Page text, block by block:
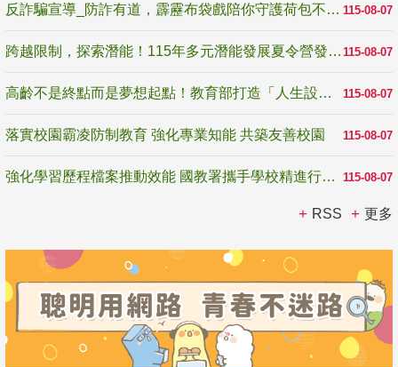
115-08-07
反詐騙宣導_防詐有道，霹靂布袋戲陪你守護荷包不受騙
115-08-07
跨越限制，探索潛能！115年多元潛能發展夏令營發掘生命無限可能
115-08-07
高齡不是終點而是夢想起點！教育部打造「人生設計夢工場」 參展第3屆高齡健康產業博覽會
115-08-07
落實校園霸凌防制教育 強化專業知能 共築友善校園
115-08-07
強化學習歷程檔案推動效能 國教署攜手學校精進行政與教學支持
RSS 更多